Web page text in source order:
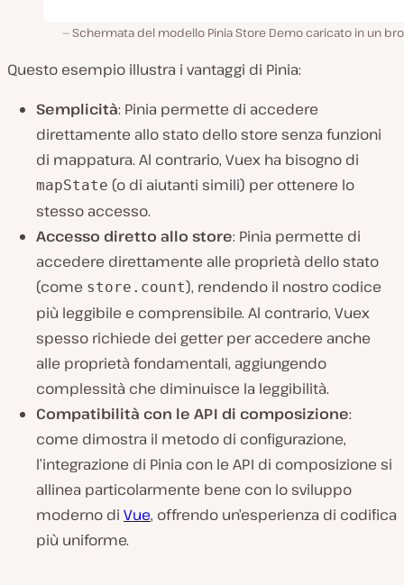
Schermata del modello Pinia Store Demo caricato in un
Questo esempio illustra i vantaggi di Pinia:
Semplicità: Pinia permette di accedere
direttamente allo stato dello store senza funzioni
di mappatura. Al contrario, Vuex ha bisogno di
mapState (o di aiutanti simili) per ottenere lo
stesso accesso.
Accesso diretto allo store: Pinia permette di
accedere direttamente alle proprietà dello stato
(come store.count), rendendo il nostro codice
più leggibile e comprensibile. Al contrario, Vuex
spesso richiede dei getter per accedere anche
alle proprietà fondamentali, aggiungendo
complessità che diminuisce la leggibilità.
Compatibilità con le API di composizione:
come dimostra il metodo di configurazione,
l’integrazione di Pinia con le API di composizione si
allinea particolarmente bene con lo sviluppo
moderno di Vue, offrendo un’esperienza di codifica
più uniforme.